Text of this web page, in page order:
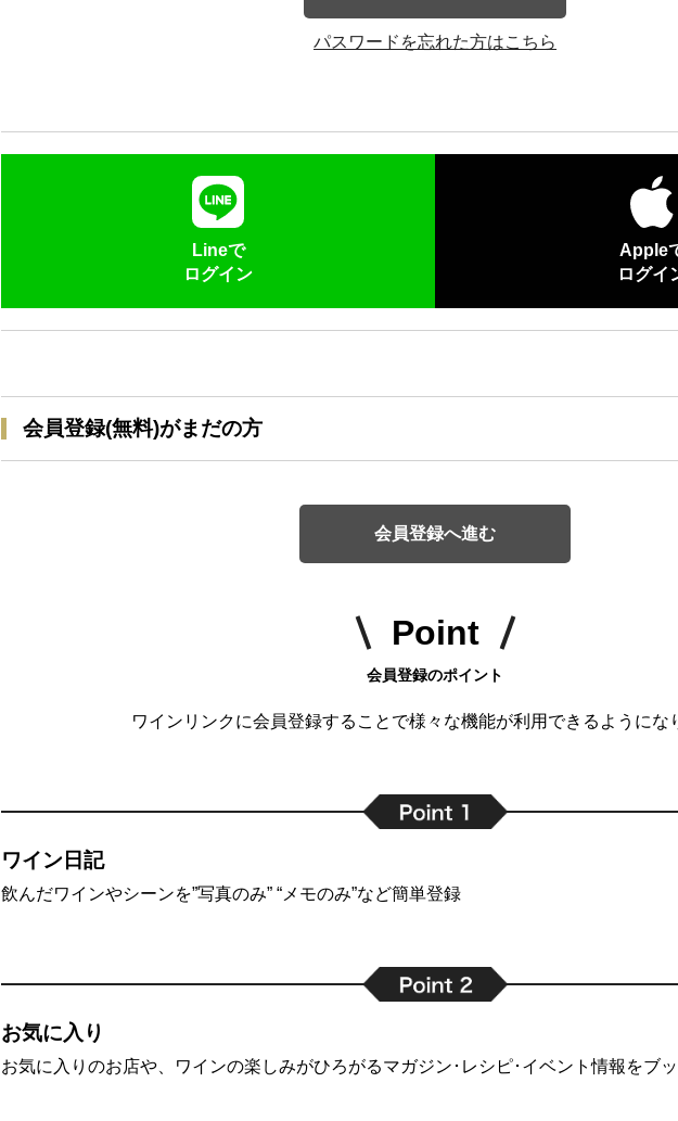
パスワードを忘れた方はこちら
Lineで
ログイン
Apple
ログイ
会員登録(無料)がまだの方
会員登録へ進む
Point
会員登録のポイント
ワインリンクに会員登録することで様々な機能が利用できるようにな
ワイン日記
飲んだワインやシーンを”写真のみ” “メモのみ”など簡単登録
お気に入り
お気に入りのお店や、ワインの楽しみがひろがるマガジン･レシピ･イベント情報をブ